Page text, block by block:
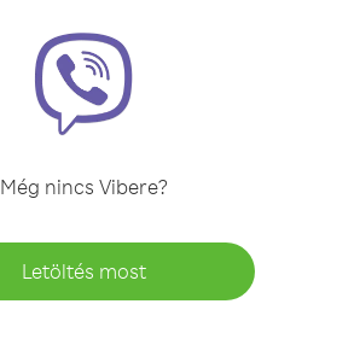
Még nincs Vibere?
Letöltés most